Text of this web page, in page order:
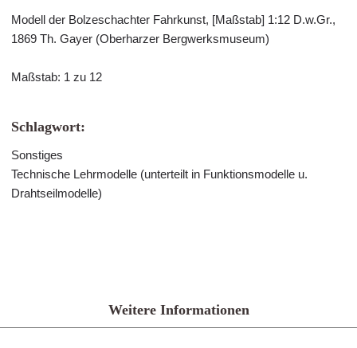
Modell der Bolzeschachter Fahrkunst, [Maßstab] 1:12 D.w.Gr.,
1869 Th. Gayer (Oberharzer Bergwerksmuseum)
Maßstab: 1 zu 12
Schlagwort:
Sonstiges
Technische Lehrmodelle (unterteilt in Funktionsmodelle u.
Drahtseilmodelle)
Weitere Informationen